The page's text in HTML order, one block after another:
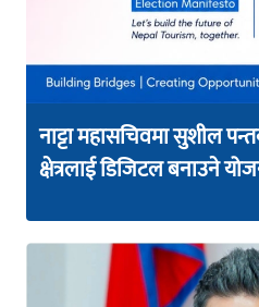
नाट्टा महासचिवमा सुशील
क्षेत्रलाई डिजिटल बनाउने